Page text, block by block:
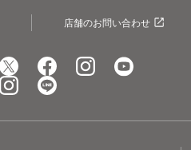
店舗のお問い合わせ